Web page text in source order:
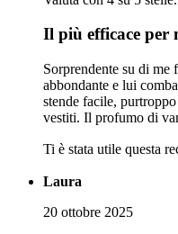
Il più efficace per
Sorprendente su di me
abbondante e lui
stende facile,
vestiti. Il profumo di
Ti è stata utile questa
Laura
20 ottobre 2025